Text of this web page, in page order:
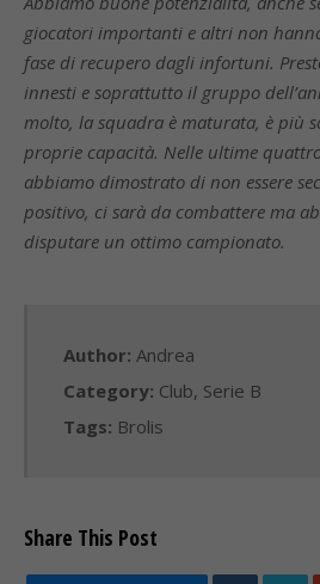
giocatori importanti e altri non
fase di recupero dagli infortuni.
innesti e soprattutto il gruppo
molto, la squadra è maturata, è più
proprie capacità. Nelle ultime
abbiamo dimostrato di non essere
positivo, ci sarà da combattere ma
disputare un ottimo campionato.
Author: Andrea
Category: Club, Serie B
Tags: Brolis
Share This Post